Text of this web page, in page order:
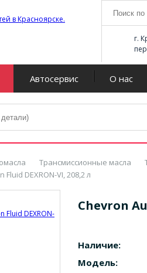
г.
Автосервис О нас
Трансмиссионные масла
DEXRON-VI, 208,2 л
Chevron
Наличие:
Модель: